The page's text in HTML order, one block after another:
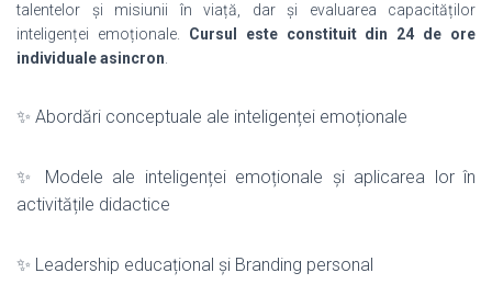
talentelor și misiunii în viață, dar și evaluarea capacităților
inteligenței emoționale. Cursul este constituit din 24 de ore
individuale asincron
✨ Abordări conceptuale ale inteligenței emoționale
✨ Modele ale inteligenței emoționale și aplicarea lor în
activitățile didactice
✨ Leadership educațional și Branding personal